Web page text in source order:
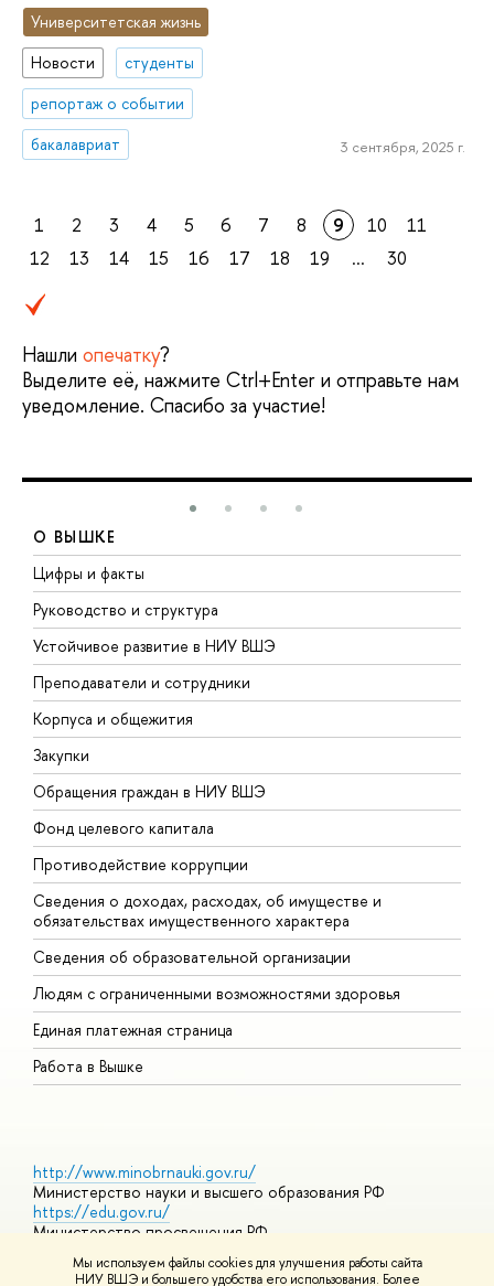
Мы используем файлы cookies для улучшения работы сайта
НИУ ВШЭ и большего удобства его использования. Более
Университетская жизнь
Новости
студенты
репортаж о событии
бакалавриат
3 сентября, 2025 г.
1 2 3 4 5 6 7 8 9 10
11
12
13 14 15 16 17 18 19 ... 30
Нашли опечатку?
Выделите её, нажмите Ctrl+Enter и отправьте нам
уведомление. Спасибо за участие!
О ВЫШКЕ
Цифры и факты
Руководство и структура
Устойчивое развитие в НИУ ВШЭ
Преподаватели и сотрудники
Корпуса и общежития
Закупки
Обращения граждан в НИУ ВШЭ
Фонд целевого капитала
Противодействие коррупции
Сведения о доходах, расходах, об имуществе и
обязательствах имущественного характера
Сведения об образовательной организации
Людям с ограниченными возможностями здоровья
Единая платежная страница
Работа в Вышке
http://www.minobrnauki.gov.ru/
Министерство науки и высшего образования РФ
https://edu.gov.ru/
Министерство просвещения РФ
https://elearning.hse.ru/mooc
Массовые открытые онлайн-курсы